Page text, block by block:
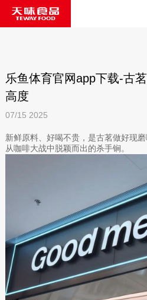
乐鱼体育官网app下载-古
高度
07/15 2025
新鲜原料、好喝不贵，是古茗做好现
从咖啡大战中脱颖而出的杀手锏。